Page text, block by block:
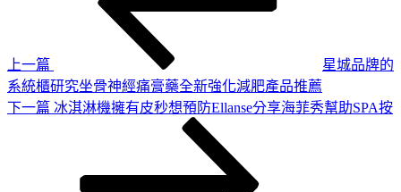
上一篇
星城品牌的
系統櫃研究坐骨神經痛膏藥全新強化減肥產品推薦
下
下一篇 冰淇淋機擁有皮秒想預防Ellanse分享海菲秀幫助SPA按